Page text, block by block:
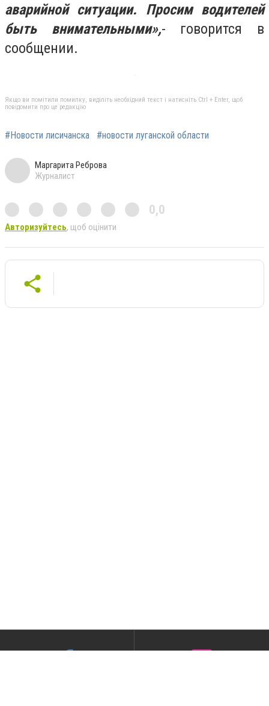
аварийной ситуации. Просим водителей
быть внимательными»,- говорится в
сообщении.
Якщо ви помітили помилку, виділіть необхідний текст і натисніть Ctrl + Enter, щоб
повідомити про це редакцію
#Новости лисичанска #новости луганской области
Маргарита Реброва
Журналист
0,0
Авторизуйтесь, щоб оцінити